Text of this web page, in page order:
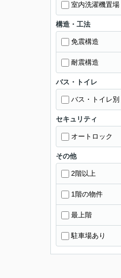
室内洗濯機置場
構造・工法
免震構造
耐震構造
バス・トイレ
バス・トイレ別
セキュリティ
オートロック
その他
2階以上
1階の物件
最上階
駐車場あり